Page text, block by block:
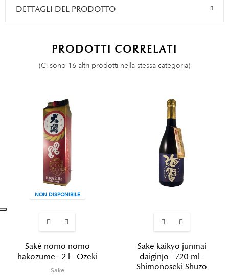
DETTAGLI DEL PRODOTTO
PRODOTTI CORRELATI
(Ci sono 16 altri prodotti nella stessa categoria)
NON DISPONIBILE
Sakè nomo nomo
hakozume - 2 l - Ozeki
Sake
Sake kaikyo junmai
daiginjo - 720 ml -
Shimonoseki Shuzo